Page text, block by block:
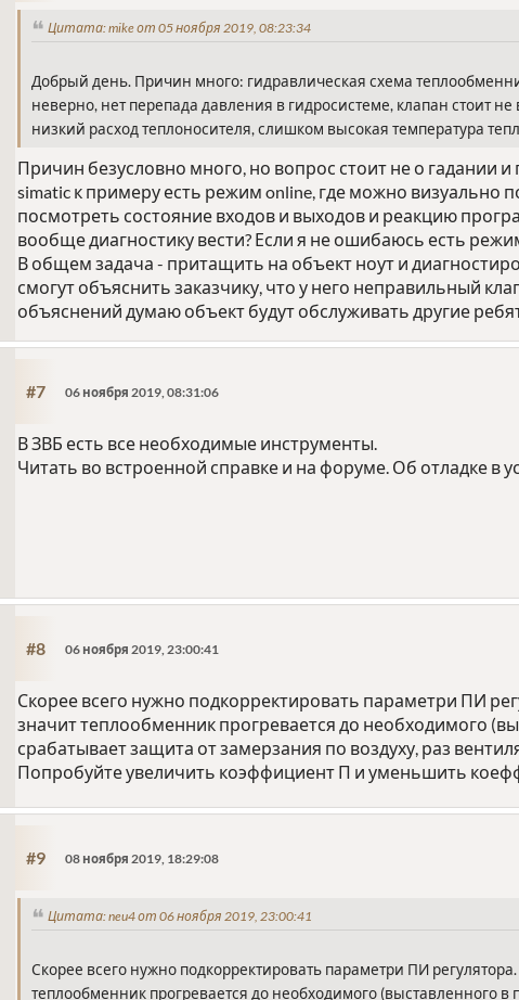
Цитата: mike от 05 ноября 2019, 08:23:34
Добрый день. Причин много: гидравлическая схема
неверно, нет перепада давления в гидросистеме, клапан стоит
низкий расход теплоносителя, слишком высокая температура
Причин безусловно много, но вопрос стоит не о гадании
simatic к примеру есть режим online, где можно визуально
посмотреть состояние входов и выходов и реакцию
вообще диагностику вести? Если я не ошибаюсь есть
В общем задача - притащить на объект ноут и
смогут объяснить заказчику, что у него неправильный
объяснений думаю объект будут обслуживать другие
#7 06 ноября 2019, 08:31:06
В ЗВБ есть все необходимые инструменты.
Читать во встроенной справке и на форуме. Об отладке в
#8 06 ноября 2019, 23:00:41
Скорее всего нужно подкорректировать параметри ПИ
значит теплообменник прогревается до необходимого
срабатывает защита от замерзания по воздуху, раз
Попробуйте увеличить коэффициент П и уменьшить
#9 08 ноября 2019, 18:29:08
Цитата: neu4 от 06 ноября 2019, 23:00:41
Скорее всего нужно подкорректировать параметри ПИ
теплообменник прогревается до необходимого (выставленного в